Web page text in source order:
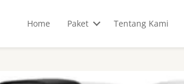
Home Paket Tentang Kami